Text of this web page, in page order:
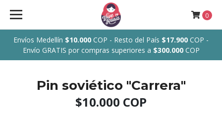
Envíos Medellín $10.000 COP - Resto del País $17.900 COP -
Envío GRATIS por compras superiores a $300.000COP
0
Pin soviético "Carrera"
$10.000 COP